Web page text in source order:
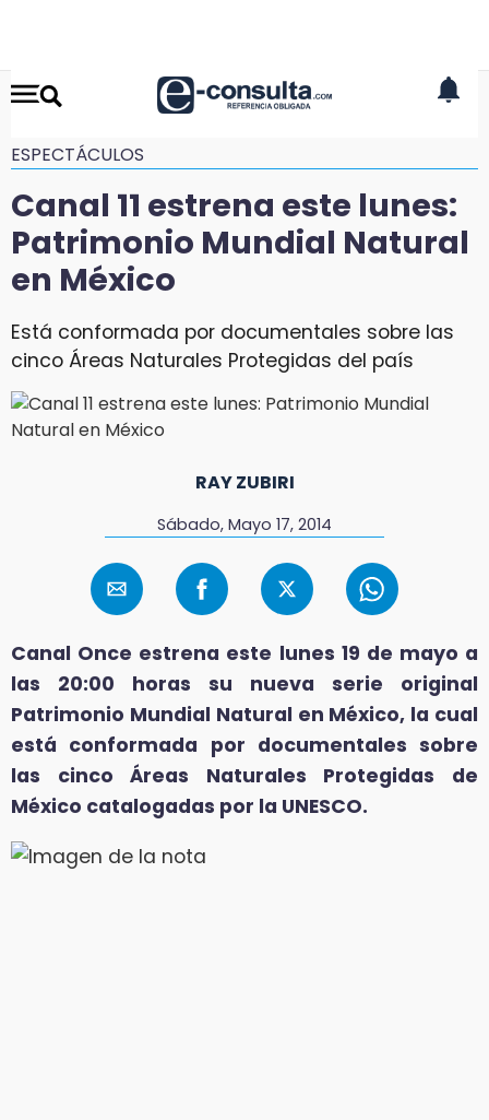
ESPECTÁCULOS
Canal 11 estrena este lunes:
Patrimonio Mundial Natural
en México
Está conformada por documentales sobre las
cinco Áreas Naturales Protegidas del país
RAY ZUBIRI
Sábado, Mayo 17, 2014
Canal Once estrena este lunes 19 de mayo a
las 20:00 horas su nueva serie original
Patrimonio Mundial Natural en México, la cual
está conformada por documentales sobre
las cinco Áreas Naturales Protegidas de
México catalogadas por la UNESCO.